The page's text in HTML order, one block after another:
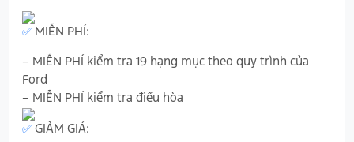
MIỄN PHÍ:
– MIỄN PHÍ kiểm tra 19 hạng mục theo quy trình của
Ford
– MIỄN PHÍ kiểm tra điều hòa
GIẢM GIÁ: